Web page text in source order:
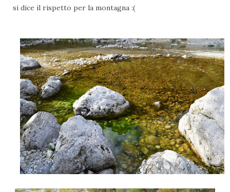
si dice il rispetto per la montagna :(